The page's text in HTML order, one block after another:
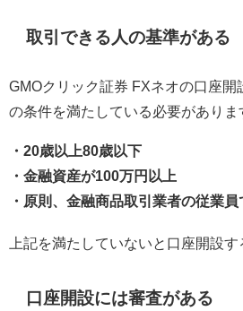
取引できる人の基準がある
GMOクリック証券 FXネオの口座開
の条件を満たしている必要がありま
・20歳以上80歳以下
・金融資産が100万円以上
・原則、金融商品取引業者の従業員
上記を満たしていないと口座開設す
口座開設には審査がある